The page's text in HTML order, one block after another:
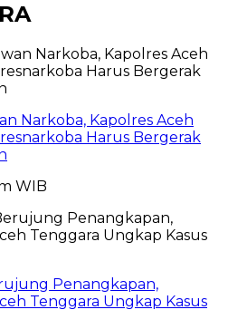
Narkoba, Kapolres Aceh
Harus Bergerak
WIB
Penangkapan,
Tenggara Ungkap Kasus